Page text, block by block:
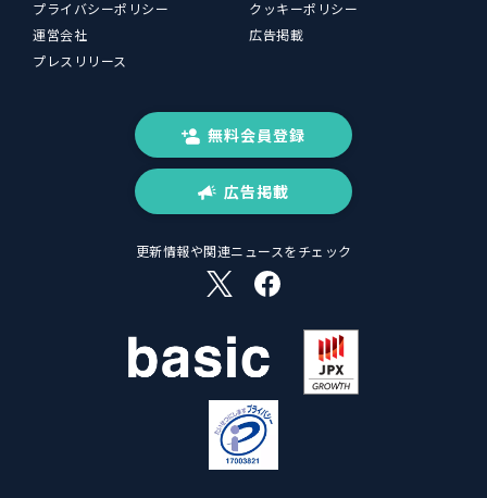
プライバシーポリシー
クッキーポリシー
運営会社
広告掲載
プレスリリース
無料会員登録
広告掲載
更新情報や関連ニュースをチェック